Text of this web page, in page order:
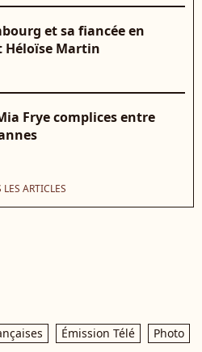
et sa fiancée en
Héloïse Martin
Frye complices entre
LES ARTICLES
Émission Télé
Photo